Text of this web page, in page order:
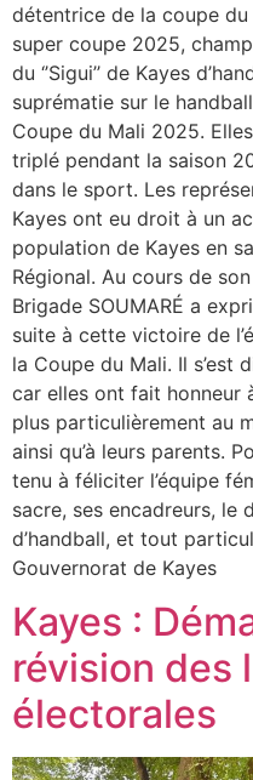
détentrice de la coupe
super coupe 2025,
du ‘’Sigui’’ de Kayes
suprématie sur le
Coupe du Mali 2025.
triplé pendant la saison
dans le sport. Les
Kayes ont eu droit à un
population de Kayes en
Régional. ‎Au cours de
Brigade SOUMARÉ a
suite à cette victoire de
la Coupe du Mali. Il s’est
car elles ont fait honneur
plus particulièrement au
ainsi qu’à leurs parents.
tenu à féliciter l’équipe
sacre, ses encadreurs, le
d’handball, et tout
‎Gouvernorat de Kayes
Kayes :
révision des
électorales